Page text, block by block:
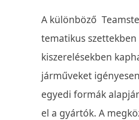
A különböző
tematikus szettekben
kiszerelésekben
járműveket
egyedi formák
el a gyártók. A